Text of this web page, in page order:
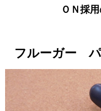
ＯＮ採
フルーガー パ